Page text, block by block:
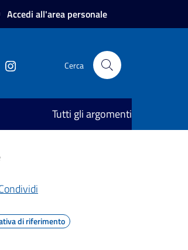
Accedi all'area personale
Cerca
Tutti gli argomenti
di riferimento